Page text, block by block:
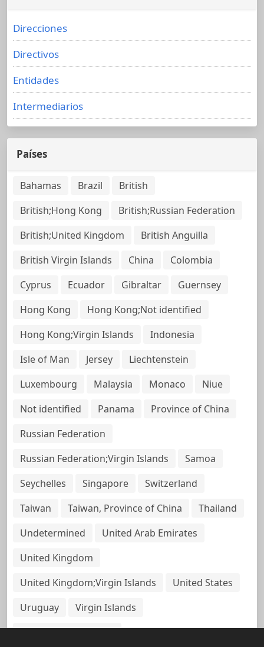
Direcciones
Directivos
Entidades
Intermediarios
Países
Bahamas Brazil
British
British;Hong Kong
British;Russian Federation
British;United Kingdom
British Anguilla
British Virgin Islands
China
Colombia
Cyprus
Ecuador Gibraltar
Guernsey
Hong Kong
Hong Kong;Not identified
Hong Kong;Virgin Islands
Indonesia
Isle of Man
Jersey
Liechtenstein
Luxembourg
Malaysia Monaco
Niue
Not identified
Panama
Province of China
Russian Federation
Russian Federation;Virgin Islands
Samoa
Seychelles
Singapore
Switzerland
Taiwan
Taiwan, Province of China
Thailand
Undetermined
United Arab Emirates
United Kingdom
United Kingdom;Virgin Islands
United States
Uruguay
Virgin Islands
Virgin Islands, British